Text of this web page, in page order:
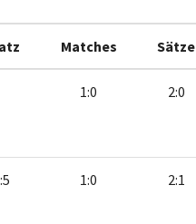
Matches Sätze
1:0 2:0
1:0 2:1